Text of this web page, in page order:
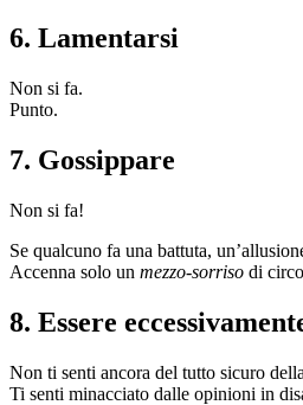
6. Lamentarsi
Non si fa.
Punto.
7. Gossippare
Non si fa!
Se qualcuno fa una battuta,
Accenna solo un mezzo-sorriso di
8. Essere
Non ti senti ancora del tutto sicuro
Ti senti minacciato dalle opinioni in